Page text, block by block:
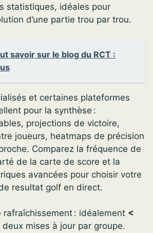
statistiques, idéales pour
d’une partie trou par trou.
savoir sur le blog du RCT :
et certaines plateformes
pour la synthèse :
projections de victoire,
joueurs, heatmaps de précision
Comparez la fréquence de
de la carte de score et la
avancées pour choisir votre
resultat golf en direct.
rafraîchissement : idéalement <
deux mises à jour par groupe.